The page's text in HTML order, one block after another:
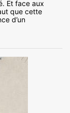
Et face aux
que cette
d’un